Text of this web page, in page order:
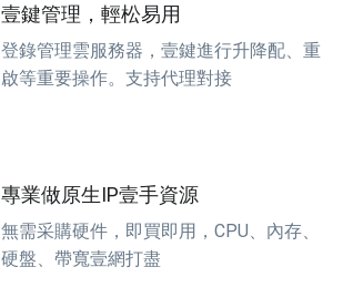
壹鍵管理，輕松易用
登錄管理雲服務器，壹鍵進行升降配、重
啟等重要操作。支持代理對接
專業做原生IP壹手資源
無需采購硬件，即買即用，CPU、內存、
硬盤、帶寬壹網打盡